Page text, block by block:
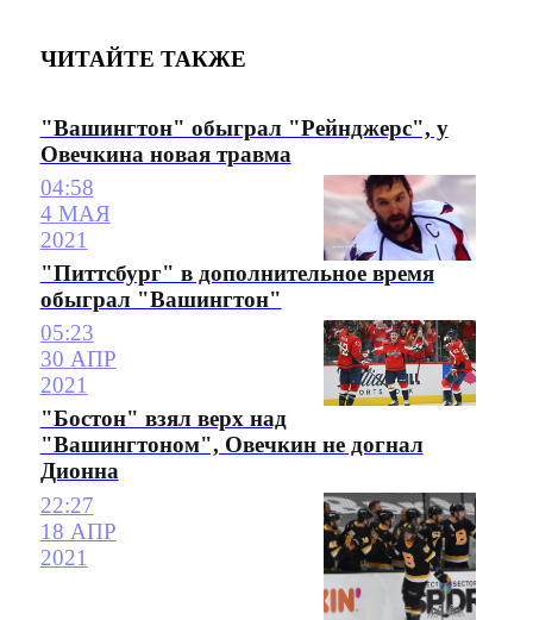
ЧИТАЙТЕ ТАКЖЕ
"Вашингтон" обыграл "Рейнджерс", у
Овечкина новая травма
04:58
4 МАЯ
2021
"Питтсбург" в дополнительное время
обыграл "Вашингтон"
05:23
30 АПР
2021
"Бостон" взял верх над
"Вашингтоном", Овечкин не догнал
Дионна
22:27
18 АПР
2021